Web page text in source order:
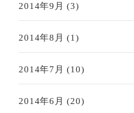
2014年9月 (3)
2014年8月 (1)
2014年7月 (10)
2014年6月 (20)